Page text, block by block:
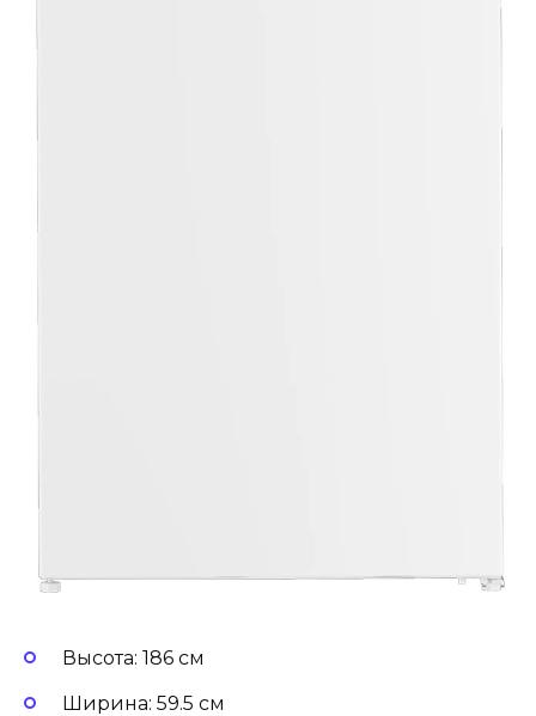
Высота: 186 см
Ширина: 59.5 см